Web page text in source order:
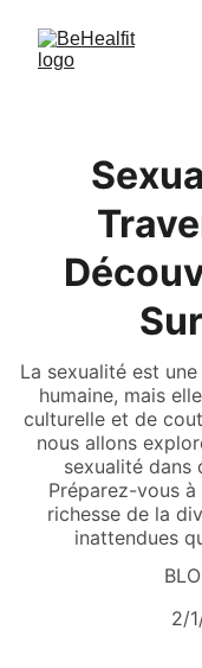
La sexualité est
humaine, mais
culturelle et de
nous allons
sexualité dans
Préparez-vous
richesse de la
inattendues
2/